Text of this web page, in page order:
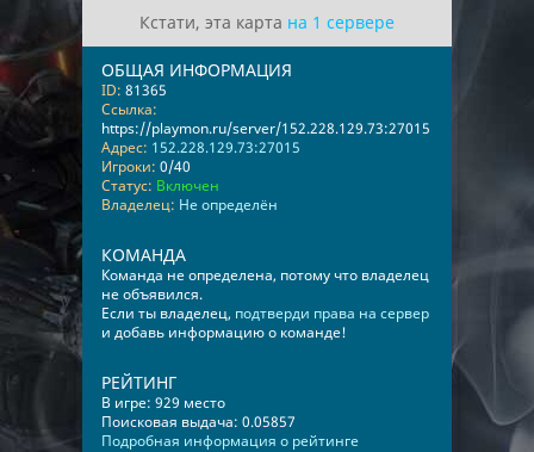
Кстати, эта карта на 1 сервере
ОБЩАЯ ИНФОРМАЦИЯ
ID: 81365
Ссылка:
https://playmon.ru/server/152.228.129.73:27015
Адрес: 152.228.129.73:27015
Игроки: 0/40
Статус: Включен
Владелец: Не определён
КОМАНДА
Команда не определена, потому что владелец
не объявился.
Если ты владелец, подтверди права на сервер
и добавь информацию о команде!
РЕЙТИНГ
В игре: 929 место
Поисковая выдача: 0.05857
Подробная информация о рейтинге